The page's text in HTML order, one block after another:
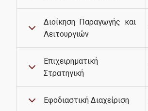
Απόφοιτοι
Σύλλογος Αποφοίτων
Διοίκηση Παραγωγής και
Λειτουργιών
Επιχειρηματική
Στρατηγική
Εφοδιαστική Διαχείριση